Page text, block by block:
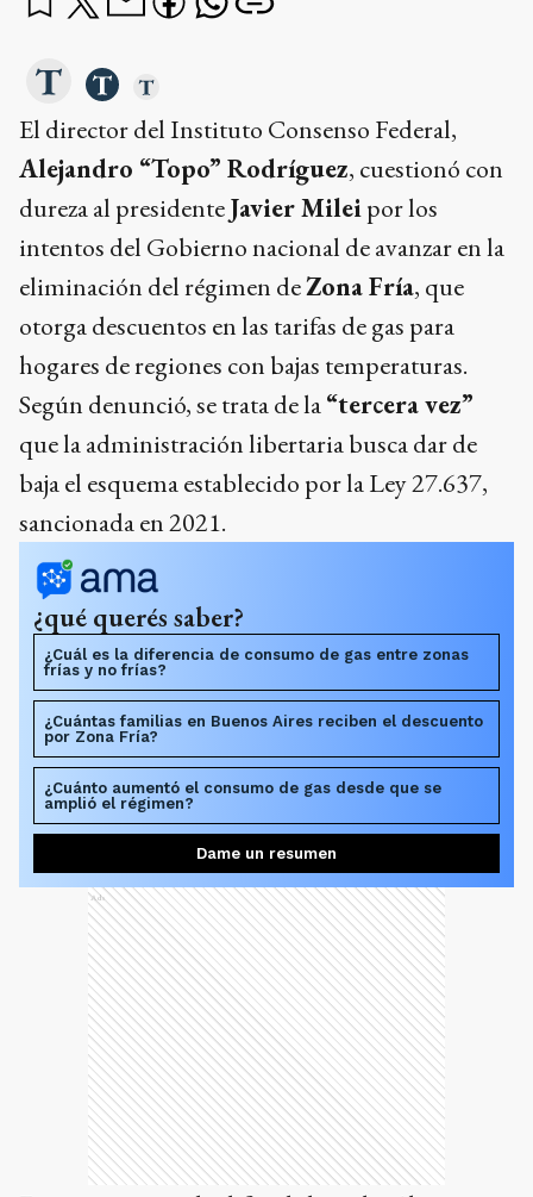
El director del Instituto Consenso Federal,
Alejandro “Topo” Rodríguez, cuestionó con
dureza al presidenteJavier Mileipor los
intentos del Gobierno nacional de avanzar en la
eliminación del régimen deZona Fría, que
otorga descuentos en las tarifas de gas para
hogares de regiones con bajas temperaturas.
Según denunció, se trata de la“tercera vez”
que la administración libertaria busca dar de
baja el esquema establecido por la Ley 27.637,
sancionada en 2021.
¿qué querés saber?
¿Cuál es la diferencia de consumo de gas entre zonas
frías y no frías?
¿Cuántas familias en Buenos Aires reciben el descuento
por Zona Fría?
¿Cuánto aumentó el consumo de gas desde que se
amplió el régimen?
Dame un resumen
Ads